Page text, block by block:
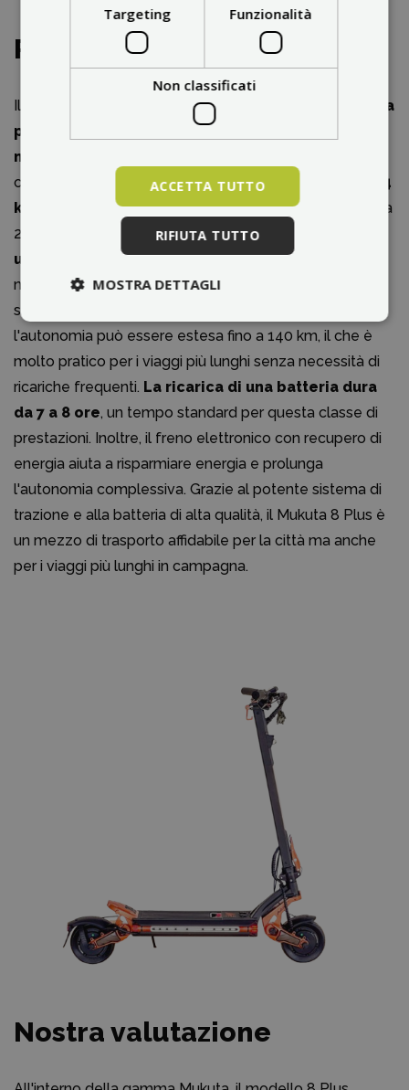
Potenza e autonomia
Il Mukuta 8 Plus è
alimentato da due motori con una
potenza nominale di 2×600 W
massima può raggiungere 2400 W
configurazione permetteuna velocità massima di 44
km/h
(dopo lo sblocco) e di affrontare pendenze fino a
25°.
La batteria da 48 V / 15,6 Ah (749 Wh) fornisce
un'autonomia di 70 km, più che sufficiente per il
normale uso quotidiano. Grazie alla possibilità di
sostituire la batteria a pieno regime (cd. hot-swap),
l'autonomia può essere estesa fino a 140 km, il che è
molto pratico per i viaggi più lunghi senza necessità di
ricariche frequenti. La ricarica di una batteria dura
da 7 a 8 ore, un tempo standard per questa classe di
prestazioni. Inoltre, il freno elettronico con recupero di
energia aiuta a risparmiare energia e prolunga
l'autonomia complessiva. Grazie al potente sistema di
trazione e alla batteria di alta qualità, il Mukuta 8 Plus è
un mezzo di trasporto affidabile per la città ma anche
per i viaggi più lunghi in campagna.
Nostra valutazione
Targeting Funzionalità
Non classificati
ACCETTA TUTTO
RIFIUTA TUTTO
MOSTRA DETTAGLI